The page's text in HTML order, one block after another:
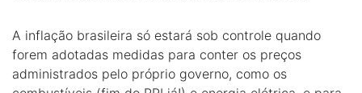
A inflação brasileira só estará sob controle quando
forem adotadas medidas para conter os preços
administrados pelo próprio governo, como os